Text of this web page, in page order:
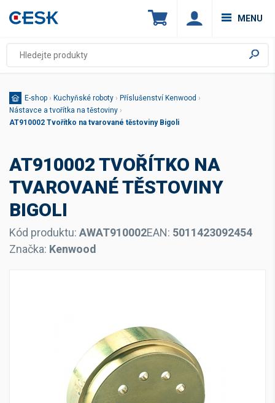
MENU
E-shop › Kuchyňské roboty › Příslušenství Kenwood ›
Nástavce a tvořítka na těstoviny ›
AT910002 Tvořítko na tvarované těstoviny Bigoli
AT910002 TVOŘÍTKO NA
TVAROVANÉ TĚSTOVINY
BIGOLI
Kód produktu: AWAT910002EAN: 5011423092454
Značka: Kenwood